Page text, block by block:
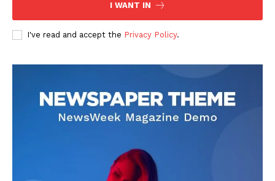
AIN NEWS 1
Contact Us
I WANT IN
I've read and accept the Privacy Policy.